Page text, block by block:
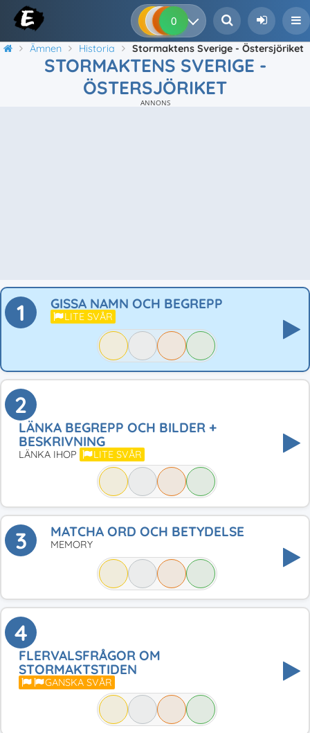
0 0 0
Ämnen Historia Stormaktens Sverige - Östersjöriket
STORMAKTENS SVERIGE -
ÖSTERSJÖRIKET
ANNONS
1 GISSA NAMN OCH BEGREPP
LITE SVÅR
2
LÄNKA BEGREPP OCH BILDER +
BESKRIVNING
LÄNKA IHOP LITE SVÅR
3 MATCHA ORD OCH BETYDELSE
MEMORY
4
FLERVALSFRÅGOR OM
STORMAKTSTIDEN
GANSKA SVÅR